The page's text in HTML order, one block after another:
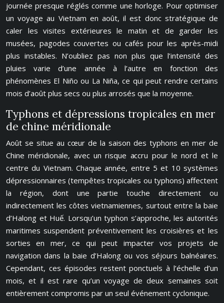
journée presque réglés comme une horloge. Pour optimiser
un voyage au Vietnam en août, il est donc stratégique de
caler les visites extérieures le matin et de garder les
musées, pagodes couvertes ou cafés pour les après-midi
plus instables. N’oubliez pas non plus que l’intensité des
pluies varie d’une année à l’autre en fonction des
phénomènes El Niño ou La Niña, ce qui peut rendre certains
mois d’août plus secs ou plus arrosés que la moyenne.
Typhons et dépressions tropicales en mer
de chine méridionale
Août se situe au cœur de la saison des typhons en mer de
Chine méridionale, avec un risque accru pour le nord et le
centre du Vietnam. Chaque année, entre 5 et 10 systèmes
dépressionnaires (tempêtes tropicales ou typhons) affectent
la région, dont une partie touche directement ou
indirectement les côtes vietnamiennes, surtout entre la baie
d’Halong et Huế. Lorsqu’un typhon s’approche, les autorités
maritimes suspendent préventivement les croisières et les
sorties en mer, ce qui peut impacter vos projets de
navigation dans la baie d’Halong ou vos séjours balnéaires.
Cependant, ces épisodes restent ponctuels à l’échelle d’un
mois, et il est rare qu’un voyage de deux semaines soit
entièrement compromis par un seul événement cyclonique.